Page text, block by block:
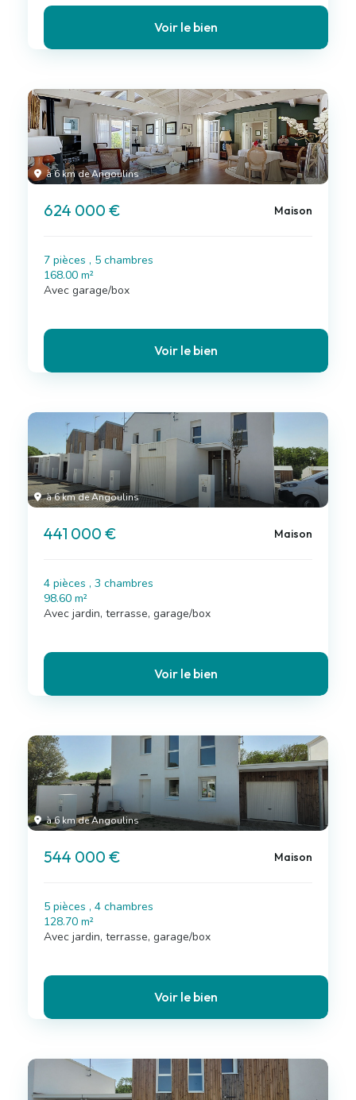
Voir le bien
à 6 km de Angoulins
624 000 € Maison
7 pièces , 5 chambres
168.00 m²
Avec garage/box
Voir le bien
à 6 km de Angoulins
441 000 € Maison
4 pièces , 3 chambres
98.60 m²
Avec jardin, terrasse, garage/box
Voir le bien
à 6 km de Angoulins
544 000 € Maison
5 pièces , 4 chambres
128.70 m²
Avec jardin, terrasse, garage/box
Voir le bien